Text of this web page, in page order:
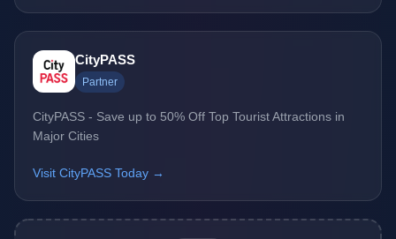
CityPASS
Partner
CityPASS - Save up to 50% Off Top Tourist Attractions in
Major Cities
Visit CityPASS Today →